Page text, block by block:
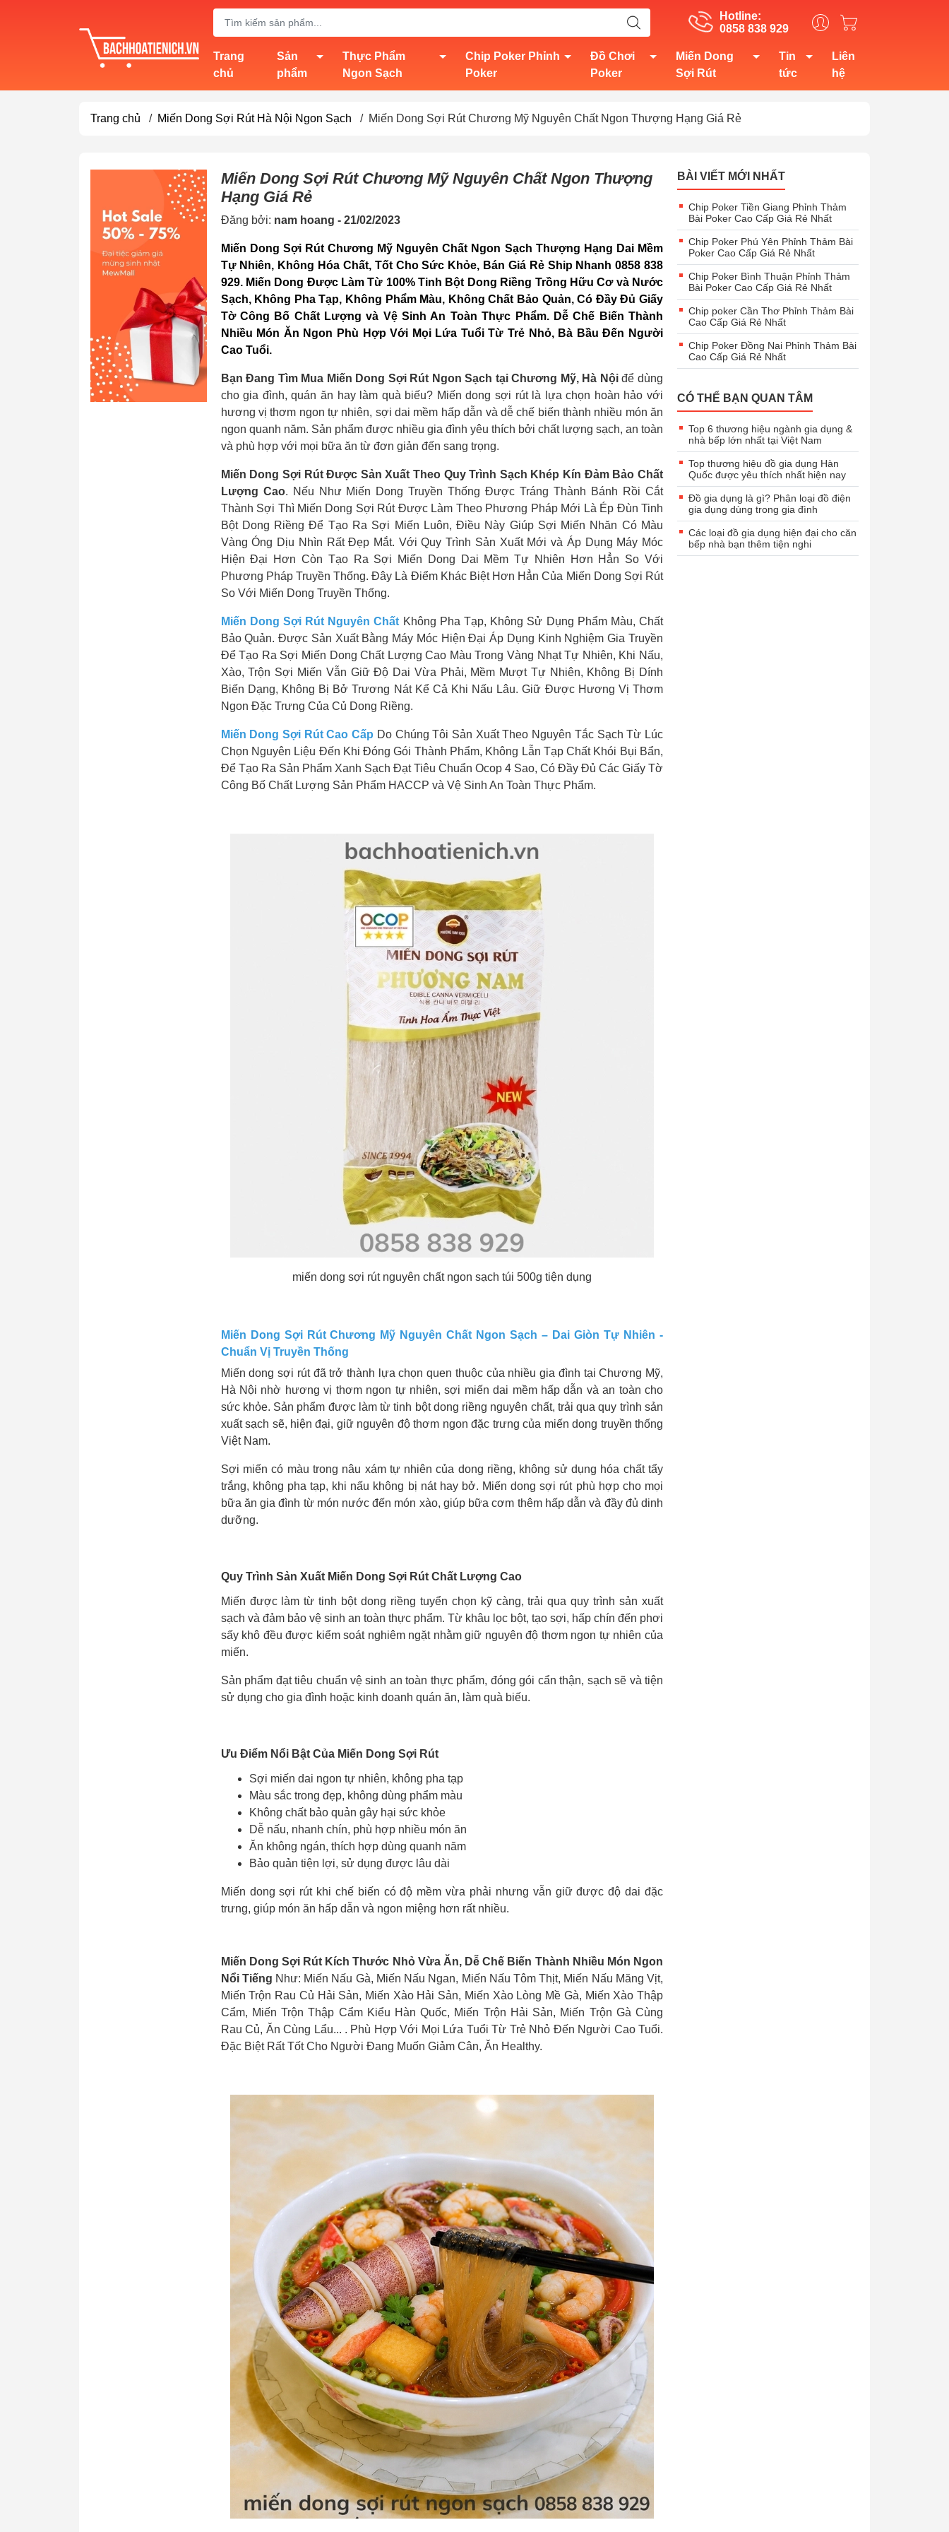
Hotline:
0858 838 929
Trang
chủ
Sản
phẩm
Thực Phẩm
Ngon Sạch
Chip Poker Phỉnh
Poker
Đồ Chơi
Poker
Miến Dong
Sợi Rút
Tin
tức
chảo
Liên
hệ
Trang chủ / Miến Dong Sợi Rút Hà Nội Ngon Sạch / Miến Dong Sợi Rút Chương Mỹ Nguyên Chất Ngon Thượng Hạng Giá Rẻ
Miến Dong Sợi Rút Chương Mỹ Nguyên Chất Ngon Thượng
Hạng Giá Rẻ
Đăng bởi: nam hoang - 21/02/2023
Miến Dong Sợi Rút Chương Mỹ Nguyên Chất Ngon Sạch Thượng Hạng Dai Mềm
Tự Nhiên, Không Hóa Chất, Tốt Cho Sức Khỏe, Bán Giá Rẻ Ship Nhanh 0858 838
929. Miến Dong Được Làm Từ 100% Tinh Bột Dong Riềng Trồng Hữu Cơ và Nước
Sạch, Không Pha Tạp, Không Phẩm Màu, Không Chất Bảo Quản, Có Đầy Đủ Giấy
Tờ Công Bố Chất Lượng và Vệ Sinh An Toàn Thực Phẩm. Dễ Chế Biến Thành
Nhiều Món Ăn Ngon Phù Hợp Với Mọi Lứa Tuổi Từ Trẻ Nhỏ, Bà Bầu Đến Người
Cao Tuổi.
Bạn Đang Tìm Mua Miến Dong Sợi Rút Ngon Sạch tại Chương Mỹ, Hà Nộiđể dùng
cho gia đình, quán ăn hay làm quà biếu? Miến dong sợi rút là lựa chọn hoàn hảo với
hương vị thơm ngon tự nhiên, sợi dai mềm hấp dẫn và dễ chế biến thành nhiều món ăn
ngon quanh năm. Sản phẩm được nhiều gia đình yêu thích bởi chất lượng sạch, an toàn
và phù hợp với mọi bữa ăn từ đơn giản đến sang trọng.
Miến Dong Sợi Rút Được Sản Xuất Theo Quy Trình Sạch Khép Kín Đảm Bảo Chất
Lượng Cao. Nếu Như Miến Dong Truyền Thống Được Tráng Thành Bánh Rồi Cắt
Thành Sợi Thì Miến Dong Sợi Rút Được Làm Theo Phương Pháp Mới Là Ép Đùn Tinh
Bột Dong Riềng Để Tạo Ra Sợi Miến Luôn, Điều Này Giúp Sợi Miến Nhăn Có Màu
Vàng Óng Dịu Nhìn Rất Đẹp Mắt. Với Quy Trình Sản Xuất Mới và Áp Dụng Máy Móc
Hiện Đại Hơn Còn Tạo Ra Sợi Miến Dong Dai Mềm Tự Nhiên Hơn Hẳn So Với
Phương Pháp Truyền Thống. Đây Là Điểm Khác Biệt Hơn Hẳn Của Miến Dong Sợi Rút
So Với Miến Dong Truyền Thống.
Miến Dong Sợi Rút Nguyên Chất Không Pha Tạp, Không Sử Dụng Phẩm Màu, Chất
Bảo Quản. Được Sản Xuất Bằng Máy Móc Hiện Đại Áp Dụng Kinh Nghiệm Gia Truyền
Để Tạo Ra Sợi Miến Dong Chất Lượng Cao Màu Trong Vàng Nhạt Tự Nhiên, Khi Nấu,
Xào, Trộn Sợi Miến Vẫn Giữ Độ Dai Vừa Phải, Mềm Mượt Tự Nhiên, Không Bị Dính
Biến Dạng, Không Bị Bở Trương Nát Kể Cả Khi Nấu Lâu. Giữ Được Hương Vị Thơm
Ngon Đặc Trưng Của Củ Dong Riềng.
Miến Dong Sợi Rút Cao Cấp Do Chúng Tôi Sản Xuất Theo Nguyên Tắc Sạch Từ Lúc
Chọn Nguyên Liệu Đến Khi Đóng Gói Thành Phẩm, Không Lẫn Tạp Chất Khói Bụi Bẩn,
Để Tạo Ra Sản Phẩm Xanh Sạch Đạt Tiêu Chuẩn Ocop 4 Sao, Có Đầy Đủ Các Giấy Tờ
Công Bố Chất Lượng Sản Phẩm HACCP và Vệ Sinh An Toàn Thực Phẩm.
miến dong sợi rút nguyên chất ngon sạch túi 500g tiện dụng
Miến Dong Sợi Rút Chương Mỹ Nguyên Chất Ngon Sạch – Dai Giòn Tự Nhiên -
Chuẩn Vị Truyền Thống
Miến dong sợi rút đã trở thành lựa chọn quen thuộc của nhiều gia đình tại Chương Mỹ,
Hà Nội nhờ hương vị thơm ngon tự nhiên, sợi miến dai mềm hấp dẫn và an toàn cho
sức khỏe. Sản phẩm được làm từ tinh bột dong riềng nguyên chất, trải qua quy trình sản
xuất sạch sẽ, hiện đại, giữ nguyên độ thơm ngon đặc trưng của miến dong truyền thống
Việt Nam.
Sợi miến có màu trong nâu xám tự nhiên của dong riềng, không sử dụng hóa chất tẩy
trắng, không pha tạp, khi nấu không bị nát hay bở. Miến dong sợi rút phù hợp cho mọi
bữa ăn gia đình từ món nước đến món xào, giúp bữa cơm thêm hấp dẫn và đầy đủ dinh
dưỡng.
Quy Trình Sản Xuất Miến Dong Sợi Rút Chất Lượng Cao
Miến được làm từ tinh bột dong riềng tuyển chọn kỹ càng, trải qua quy trình sản xuất
sạch và đảm bảo vệ sinh an toàn thực phẩm. Từ khâu lọc bột, tạo sợi, hấp chín đến phơi
sấy khô đều được kiểm soát nghiêm ngặt nhằm giữ nguyên độ thơm ngon tự nhiên của
miến.
Sản phẩm đạt tiêu chuẩn vệ sinh an toàn thực phẩm, đóng gói cẩn thận, sạch sẽ và tiện
sử dụng cho gia đình hoặc kinh doanh quán ăn, làm quà biếu.
Ưu Điểm Nổi Bật Của Miến Dong Sợi Rút
Sợi miến dai ngon tự nhiên, không pha tạp
Màu sắc trong đẹp, không dùng phẩm màu
Không chất bảo quản gây hại sức khỏe
Dễ nấu, nhanh chín, phù hợp nhiều món ăn
Ăn không ngán, thích hợp dùng quanh năm
Bảo quản tiện lợi, sử dụng được lâu dài
Miến dong sợi rút khi chế biến có độ mềm vừa phải nhưng vẫn giữ được độ dai đặc
trưng, giúp món ăn hấp dẫn và ngon miệng hơn rất nhiều.
Miến Dong Sợi Rút Kích Thước Nhỏ Vừa Ăn, Dễ Chế Biến Thành Nhiều Món Ngon
Nổi Tiếng Như: Miến Nấu Gà, Miến Nấu Ngan, Miến Nấu Tôm Thịt, Miến Nấu Măng Vịt,
Miến Trộn Rau Củ Hải Sản, Miến Xào Hải Sản, Miến Xào Lòng Mề Gà, Miến Xào Thập
Cẩm, Miến Trộn Thập Cẩm Kiểu Hàn Quốc, Miến Trộn Hải Sản, Miến Trộn Gà Cùng
Rau Củ, Ăn Cùng Lẩu... . Phù Hợp Với Mọi Lứa Tuổi Từ Trẻ Nhỏ Đến Người Cao Tuổi.
Đặc Biệt Rất Tốt Cho Người Đang Muốn Giảm Cân, Ăn Healthy.
BÀI VIẾT MỚI NHẤT
Chip Poker Tiền Giang Phỉnh Thảm
Bài Poker Cao Cấp Giá Rẻ Nhất
Chip Poker Phú Yên Phỉnh Thảm Bài
Poker Cao Cấp Giá Rẻ Nhất
Chip Poker Bình Thuận Phỉnh Thảm
Bài Poker Cao Cấp Giá Rẻ Nhất
Chip poker Cần Thơ Phỉnh Thảm Bài
Cao Cấp Giá Rẻ Nhất
Chip Poker Đồng Nai Phỉnh Thảm Bài
Cao Cấp Giá Rẻ Nhất
CÓ THỂ BẠN QUAN TÂM
Top 6 thương hiệu ngành gia dụng &
nhà bếp lớn nhất tại Việt Nam
Top thương hiệu đồ gia dụng Hàn
Quốc được yêu thích nhất hiện nay
Đồ gia dụng là gì? Phân loại đồ điện
gia dụng dùng trong gia đình
Các loại đồ gia dụng hiện đại cho căn
bếp nhà bạn thêm tiện nghi